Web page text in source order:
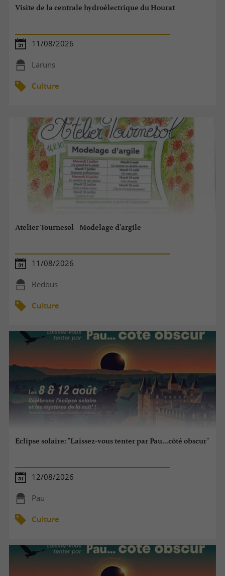
Visite de la centrale hydroélectrique du Hourat
11/08/2026
Laruns
Culture
Atelier Tournesol - Modelage d'argile
11/08/2026
Bedous
Culture
Eclipse solaire: "Laissez-vous tenter par Pau...côté obscur"
12/08/2026
Pau
Culture